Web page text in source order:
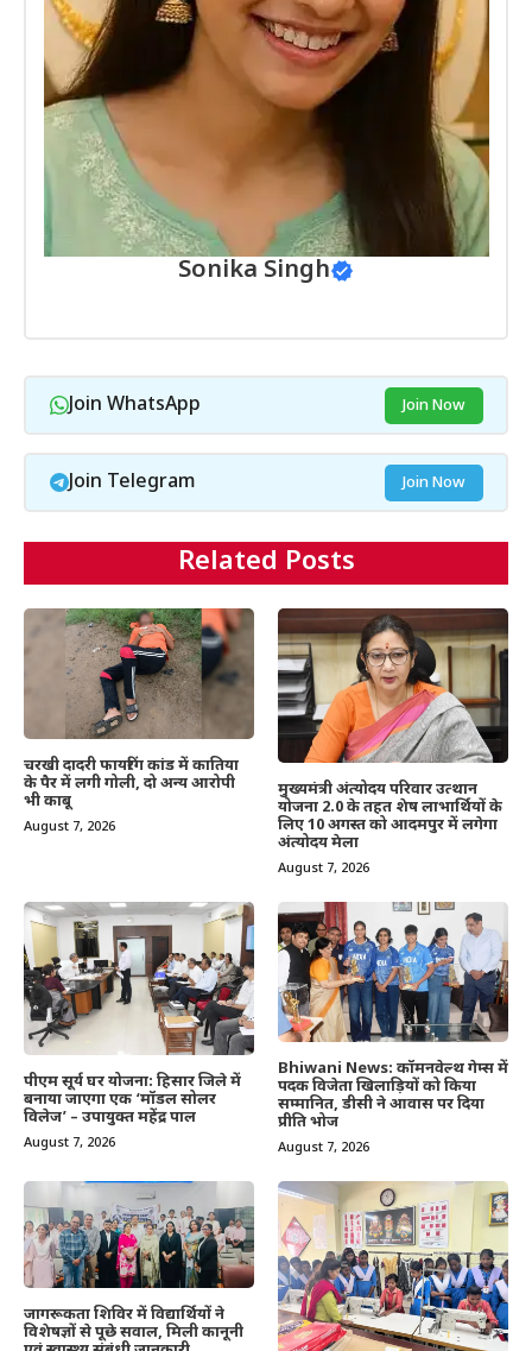
Sonika Singh
Join WhatsApp Join Now
Join Telegram Join Now
Related Posts
चरखी दादरी फायरिंग कांड में कातिया
के पैर में लगी गोली, दो अन्य आरोपी
भी काबू
August 7, 2026
मुख्यमंत्री अंत्योदय परिवार उत्थान
योजना 2.0 के तहत शेष लाभार्थियों के
लिए 10 अगस्त को आदमपुर में लगेगा
अंत्योदय मेला
August 7, 2026
पीएम सूर्य घर योजना: हिसार जिले में
बनाया जाएगा एक ‘मॉडल सोलर
विलेज’ – उपायुक्त महेंद्र पाल
August 7, 2026
Bhiwani News: कॉमनवेल्थ गेम्स में
पदक विजेता खिलाड़ियों को किया
सम्मानित, डीसी ने आवास पर दिया
प्रीति भोज
August 7, 2026
जागरूकता शिविर में विद्यार्थियों ने
विशेषज्ञों से पूछे सवाल, मिली कानूनी